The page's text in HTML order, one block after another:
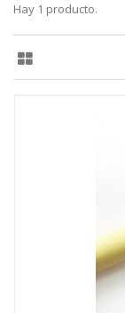
Hay 1 producto.